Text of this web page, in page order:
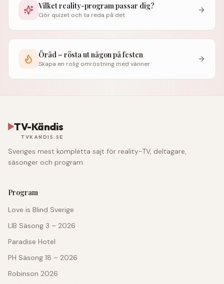
Vilket reality-program passar dig?
Gör quizet och ta reda på det
Öråd – rösta ut någon på festen
Skapa en rolig omröstning med vänner
TV-Kändis
TVKANDIS.SE
Sveriges mest kompletta sajt för reality-TV, deltagare,
säsonger och program.
Program
Love is Blind Sverige
LIB Säsong 3 – 2026
Paradise Hotel
PH Säsong 18 – 2026
Robinson 2026